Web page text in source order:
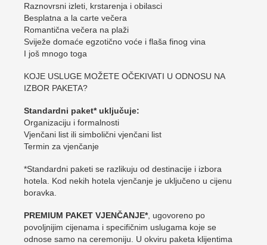
Raznovrsni izleti, krstarenja i obilasci
Besplatna a la carte večera
Romantična večera na plaži
Sviježe domaće egzotično voće i flaša finog vina
I još mnogo toga
KOJE USLUGE MOŽETE OČEKIVATI U ODNOSU NA
IZBOR PAKETA?
Standardni paket* uključuje:
Organizaciju i formalnosti
Vjenčani list ili simbolični vjenčani list
Termin za vjenčanje
*Standardni paketi se razlikuju od destinacije i izbora
hotela. Kod nekih hotela vjenčanje je uključeno u cijenu
boravka.
PREMIUM PAKET VJENČANJE*, ugovoreno po
povoljnijim cijenama i specifičnim uslugama koje se
odnose samo na ceremoniju. U okviru paketa klijentima